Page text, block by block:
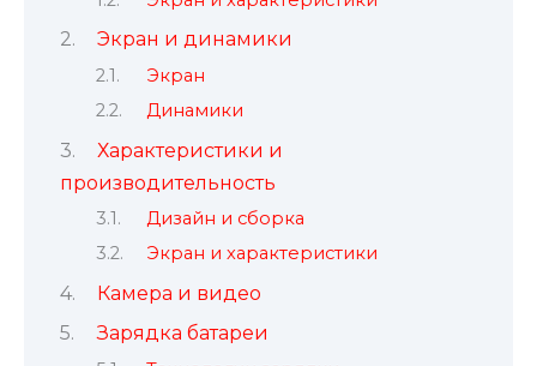
Экран и динамики
Экран
Динамики
Характеристики и
производительность
Дизайн и сборка
Экран и характеристики
Камера и видео
Зарядка батареи